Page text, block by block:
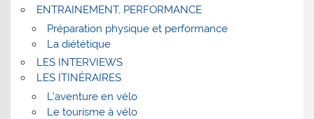
ENTRAINEMENT, PERFORMANCE
Préparation physique et performance
La diététique
LES INTERVIEWS
LES ITINÉRAIRES
L’aventure en vélo
Le tourisme à vélo